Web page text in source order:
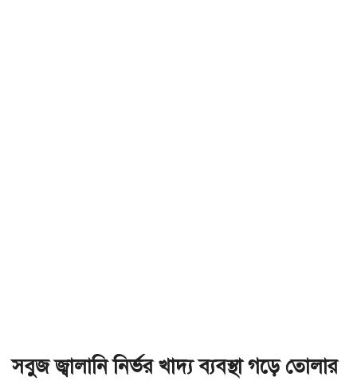
সবুজ জ্বালানি নির্ভর খাদ্য ব্যবস্থা গড়ে তোলার